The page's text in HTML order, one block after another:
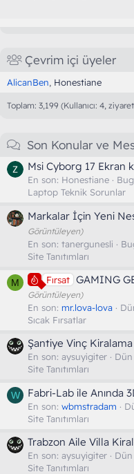
Çevrim içi üyeler
AlicanBen Honestiane
Toplam: 3,199 (Kullanıcı: 4,
Son Konular ve
Msi Cyborg 17 Ekran
En son: Honestiane
Laptop Teknik Sorunlar
Markalar İçin Yeni
Görüntüleyen)
En son: tanergunesli
Site Tanıtımları
M Fırsat GAMING
Görüntüleyen)
En son: mr.lova-lova
Sıcak Fırsatlar
Şantiye Vinç
En son: aysuyigiter
Dün
Site Tanıtımları
W Fabri-Lab ile Anında
En son: wbmstradam
Site Tanıtımları
Trabzon Aile Villa
En son: aysuyigiter
Dün
Site Tanıtımları